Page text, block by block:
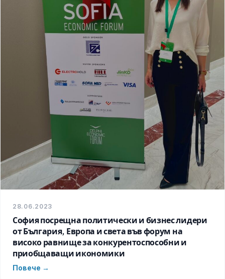
28.06.2023
София посрещна политически и бизнес лидери
от България, Европа и света във форум на
високо равнище за конкурентоспособни и
приобщаващи икономики
Повече →